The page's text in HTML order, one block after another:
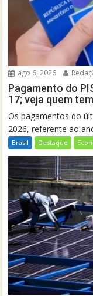
ago 6, 2026
Pagamento do
17; veja quem
Os pagamentos do
2026, referente ao
Brasil Destaque